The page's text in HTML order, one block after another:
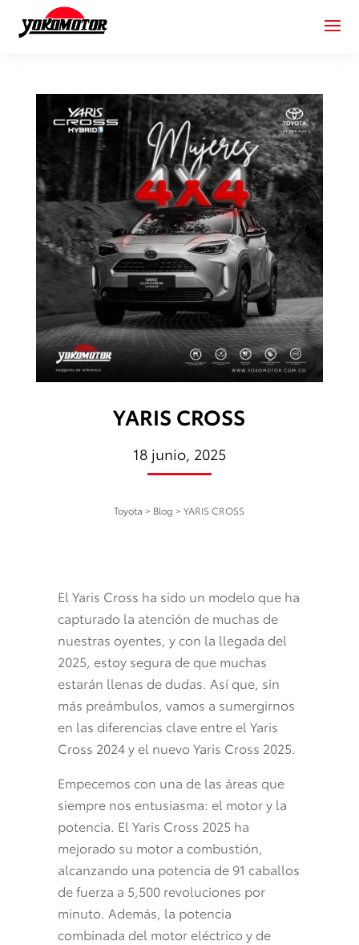
YARIS CROSS
18 junio, 2025
Toyota > Blog >YARIS CROSS
El Yaris Cross ha sido un modelo que ha
capturado la atención de muchas de
nuestras oyentes, y con la llegada del
2025, estoy segura de que muchas
estarán llenas de dudas. Así que, sin
más preámbulos, vamos a sumergirnos
en las diferencias clave entre el Yaris
Cross 2024 y el nuevo Yaris Cross 2025.
Empecemos con una de las áreas que
siempre nos entusiasma: el motor y la
potencia. El Yaris Cross 2025 ha
mejorado su motor a combustión,
alcanzando una potencia de 91 caballos
de fuerza a 5,500 revoluciones por
minuto. Además, la potencia
combinada del motor eléctrico y de